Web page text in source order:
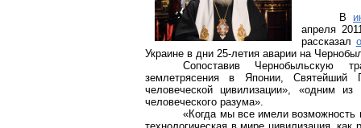
В
апреля
рассказал
Украине в дни 25-летия аварии на
Сопоставив Чернобыльскую
землетрясения в Японии, Святейший
человеческой цивилизации», «одним
человеческого разума».
«Когда мы все имели возможность